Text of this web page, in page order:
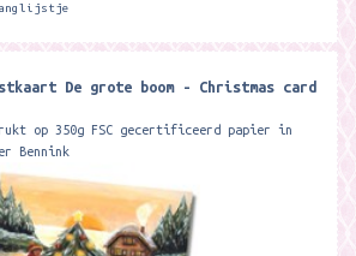
De grote boom - Christmas card
op 350g FSC gecertificeerd papier in
Bennink